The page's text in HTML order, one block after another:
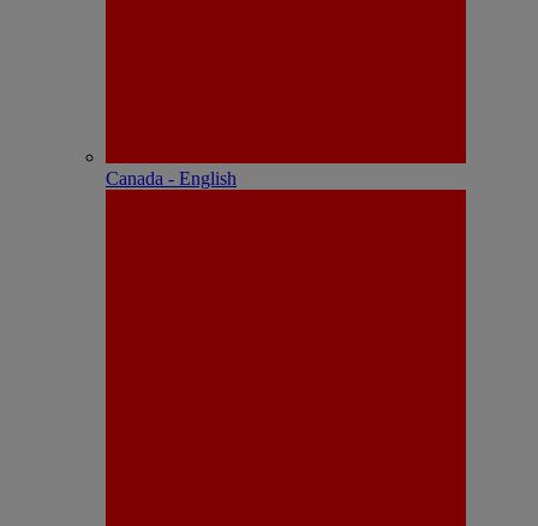
Canada - English